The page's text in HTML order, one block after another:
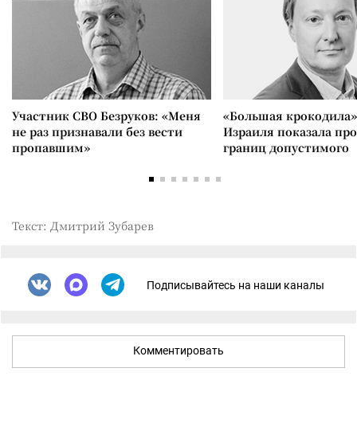
Участник СВО Безруков: «Меня
не раз признавали без вести
пропавшим»
«Большая
Израиля показала
границ допустимого
Текст: Дмитрий Зубарев
Подписывайтесь на наши каналы
Комментировать